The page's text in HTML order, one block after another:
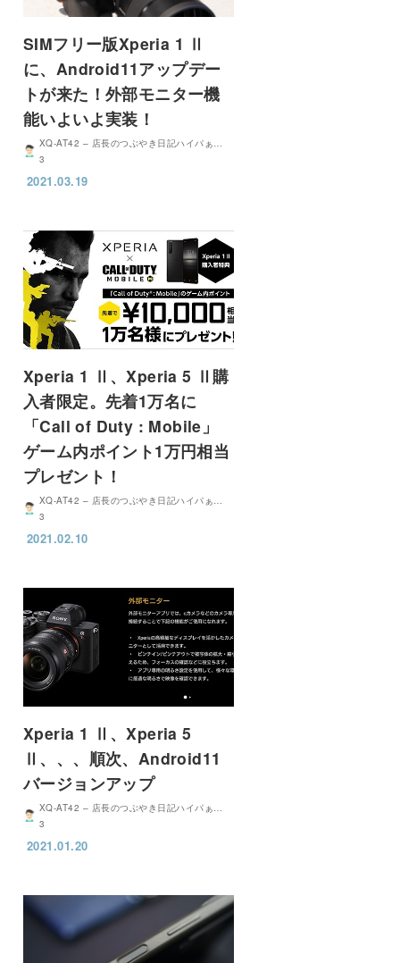
SIMフリー版Xperia 1 Ⅱ
に、Android11アップデー
トが来た！外部モニター機
能いよいよ実装！
XQ-AT42 – 店長のつぶやき日記ハイパぁ…
3
2021.03.19
Xperia 1 Ⅱ、Xperia 5 Ⅱ購
入者限定。先着1万名に
「Call of Duty : Mobile」
ゲーム内ポイント1万円相当
プレゼント！
XQ-AT42 – 店長のつぶやき日記ハイパぁ…
3
2021.02.10
Xperia 1 Ⅱ、Xperia 5
Ⅱ、、、順次、Android11
バージョンアップ
XQ-AT42 – 店長のつぶやき日記ハイパぁ…
3
2021.01.20